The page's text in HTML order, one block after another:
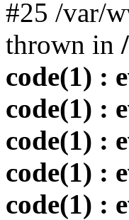
#25 /var/
thrown in
code(1) :
code(1) :
code(1) :
code(1) :
code(1) :